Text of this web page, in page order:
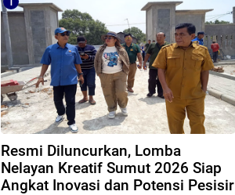
Resmi Diluncurkan, Lomba
Nelayan Kreatif Sumut 2026 Siap
Angkat Inovasi dan Potensi Pesisir